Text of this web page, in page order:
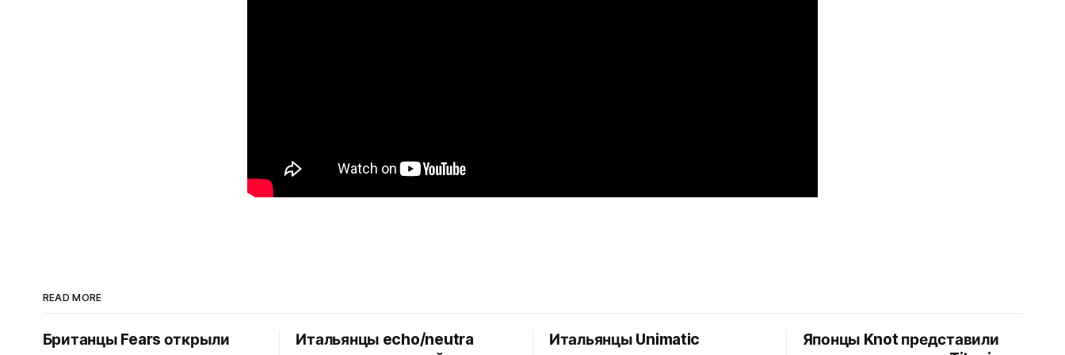
READ MORE
Британцы Fears открыли
Итальянцы echo/neutra
Итальянцы Unimatic
Японцы Knot представили